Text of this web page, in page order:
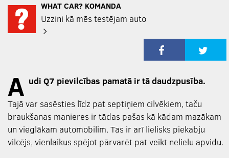
WHAT CAR? KOMANDA
Uzzini kā mēs testējam auto
A udi Q7 pievilcības pamatā ir tā daudzpusība.
Tajā var sasēsties līdz pat septiņiem cilvēkiem, taču
braukšanas manieres ir tādas pašas kā kādam mazākam
un vieglākam automobilim. Tas ir arī lielisks piekabju
vilcējs, vienlaikus spējot pārvarēt pat veikt nelielu apvidu.